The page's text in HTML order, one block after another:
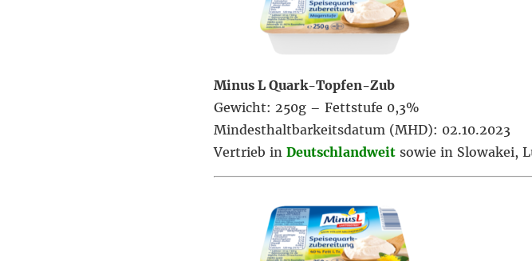
Minus L Quark-Topfen-Zub
Gewicht: 250g – Fettstufe 0,3%
Mindesthaltbarkeitsdatum (MHD): 02.10.2023
Vertrieb in Deutschlandweit sowie in Slowakei,